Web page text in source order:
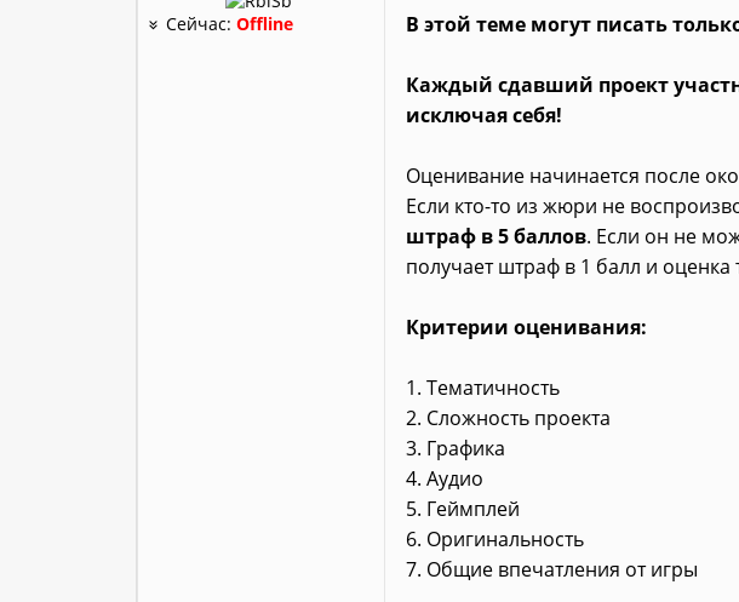
Сейчас:Offline В этой теме могут писать
Каждый сдавший проект
исключая себя!
Оценивание начинается после
Если кто-то из жюри не
штраф в 5 баллов. Если он не
получает штраф в 1 балл и
Критерии оценивания:
1. Тематичность
2. Сложность проекта
3. Графика
4. Аудио
5. Геймплей
6. Оригинальность
7. Общие впечатления от игры